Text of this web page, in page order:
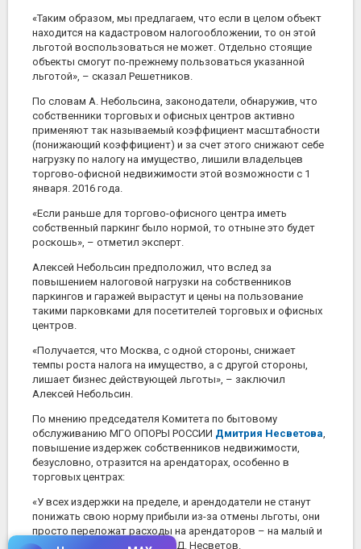
«Таким образом, мы предлагаем, что если в целом объект
находится на кадастровом налогообложении, то он этой
льготой воспользоваться не может. Отдельно стоящие
объекты смогут по-прежнему пользоваться указанной
льготой», – сказал Решетников.
По словам А. Небольсина, законодатели, обнаружив, что
собственники торговых и офисных центров активно
применяют так называемый коэффициент масштабности
(понижающий коэффициент) и за счет этого снижают себе
нагрузку по налогу на имущество, лишили владельцев
торгово-офисной недвижимости этой возможности с 1
января. 2016 года.
«Если раньше для торгово-офисного центра иметь
собственный паркинг было нормой, то отныне это будет
роскошь», – отметил эксперт.
Алексей Небольсин предположил, что вслед за
повышением налоговой нагрузки на собственников
паркингов и гаражей вырастут и цены на пользование
такими парковками для посетителей торговых и офисных
центров.
«Получается, что Москва, с одной стороны, снижает
темпы роста налога на имущество, а с другой стороны,
лишает бизнес действующей льготы», – заключил
Алексей Небольсин.
По мнению председателя Комитета по бытовому
обслуживанию МГО ОПОРЫ РОССИИ Дмитрия Несветова,
повышение издержек собственников недвижимости,
безусловно, отразится на арендаторах, особенно в
торговых центрах:
«У всех издержки на пределе, и арендодатели не станут
понижать свою норму прибыли из-за отмены льготы, они
просто переложат расходы на арендаторов – на малый и
средний бизнес», – полагает Д. Несветов.